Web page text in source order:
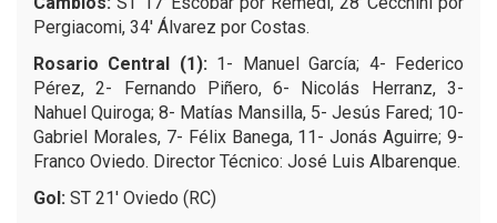
Pergiacomi, 34′ Álvarez por Costas.
Rosario Central (1):1- Manuel García; 4- Federico
Pérez, 2- Fernando Piñero, 6- Nicolás Herranz, 3-
Nahuel Quiroga; 8- Matías Mansilla, 5- Jesús Fared; 10-
Gabriel Morales, 7- Félix Banega, 11- Jonás Aguirre; 9-
Franco Oviedo. Director Técnico: José Luis Albarenque.
Gol: ST 21′ Oviedo (RC)